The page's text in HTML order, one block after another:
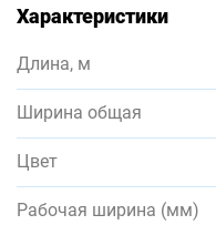
Характеристики
Длина, м
Ширина общая
Цвет
Рабочая ширина (мм)